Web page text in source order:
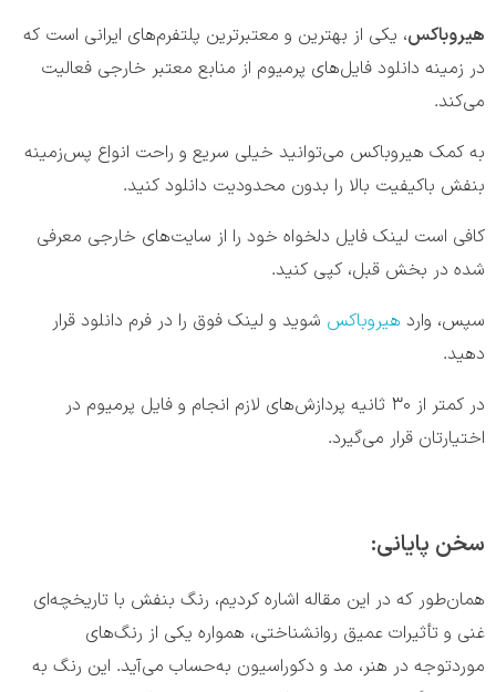
هیروباکس، یکی از بهترین و معتبرترین پلتفرم‌های ایرانی است که
در زمینه دانلود فایل‌های پرمیوم از منابع معتبر خارجی فعالیت
می‌کند.
به کمک هیروباکس می‌توانید خیلی سریع و راحت انواع پس‌زمینه
بنفش باکیفیت بالا را بدون محدودیت دانلود کنید.
کافی است لینک فایل دلخواه خود را از سایت‌های خارجی معرفی
شده در بخش قبل، کپی کنید.
سپس، وارد هیروباکس شوید و لینک فوق را در فرم دانلود قرار
دهید.
در کمتر از ۳۰ ثانیه پردازش‌های لازم انجام و فایل پرمیوم در
اختیارتان قرار می‌گیرد.
سخن پایانی:
همان‌طور که در این مقاله اشاره کردیم، رنگ بنفش با تاریخچه‌ای
غنی و تأثیرات عمیق روانشناختی، همواره یکی از رنگ‌های
موردتوجه در هنر، مد و دکوراسیون به‌حساب می‌آید. این رنگ به